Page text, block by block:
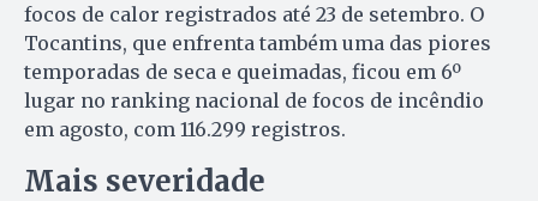
focos de calor registrados até 23 de setembro. O
Tocantins, que enfrenta também uma das piores
temporadas de seca e queimadas, ficou em 6º
lugar no ranking nacional de focos de incêndio
em agosto, com 116.299 registros.
Mais severidade